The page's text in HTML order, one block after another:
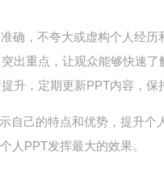
确，不夸大或虚构个人经历
出重点，让观众能够快速了
升，定期更新PPT内容，保
自己的特点和优势，提升
人PPT发挥最大的效果。